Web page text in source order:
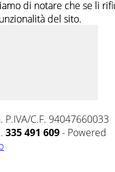
di notare che se li
del sito.
C.F. 94047660033
335 491 609- Powered
di notare che se li
del sito.